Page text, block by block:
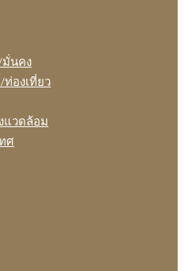
มั่นคง
ท่องเที่ยว
แวดล้อม
ศ